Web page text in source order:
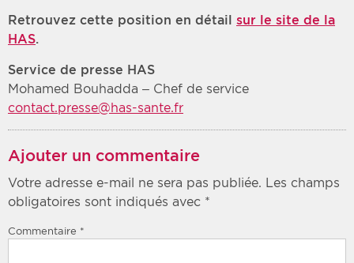
Retrouvez cette position en détail sur le site de la
HAS.
Service de presse HAS
Mohamed Bouhadda – Chef de service
contact.presse@has-sante.fr
Ajouter un commentaire
Votre adresse e-mail ne sera pas publiée. Les champs
obligatoires sont indiqués avec *
Commentaire *